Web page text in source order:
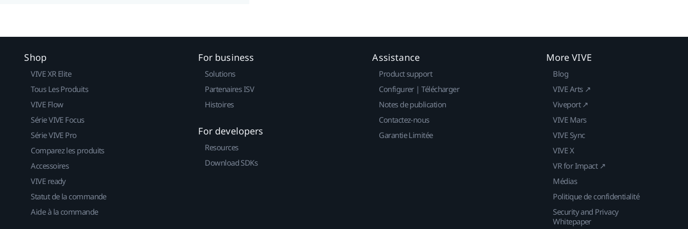
Shop
VIVE XR Elite
Tous Les Produits
VIVE Flow
Série VIVE Focus
Série VIVE Pro
Comparez les produits
Accessoires
VIVE ready
Statut de la commande
Aide à la commande
For business
Solutions
Partenaires ISV
Histoires
For developers
Resources
Download SDKs
Assistance
Product support
Configurer | Télécharger
Notes de publication
Contactez-nous
Garantie Limitée
More VIVE
Blog
VIVE Arts ↗
Viveport ↗
VIVE Mars
VIVE Sync
VIVE X
VR for Impact ↗
Médias
Politique de confidentialité
Security and Privacy
Whitepaper